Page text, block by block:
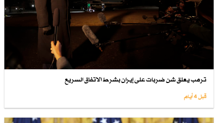
ترمب يعلق شن ضربات على إيران بشرط الاتفاق السريع
قبل 4 أيام